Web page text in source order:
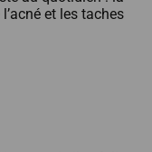
et les taches